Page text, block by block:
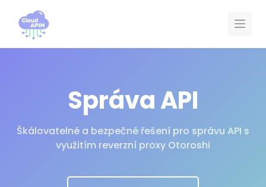
Správa API
Škálovatelné a bezpečné řešení pro správu API s
využitím reverzní proxy Otoroshi